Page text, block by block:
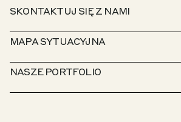
SKONTAKTUJ SIĘ Z NAMI
KONTAKT
BIURO OBSŁUGI KLIENTA
MAPA SYTUACYJNA
WYSZUKIWARKA NIERUCHOMOŚCI
ZRÓWNOWAŻONY ROZWÓJ
NASZE PORTFOLIO